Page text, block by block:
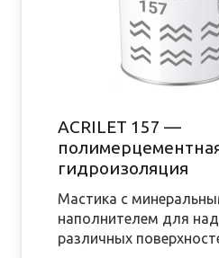
ACRILET 157 —
гидроизоляция
Мастика с
наполнителем для
различных